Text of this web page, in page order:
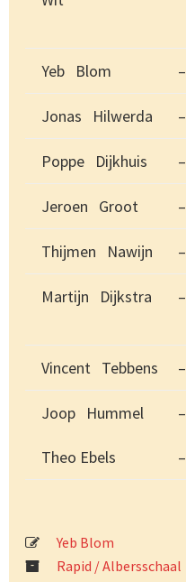
Yeb Blom –
Jonas Hilwerda –
Poppe Dijkhuis –
Jeroen Groot –
Thijmen Nawijn –
Martijn Dijkstra –
Vincent Tebbens –
Joop Hummel –
Theo Ebels –
Yeb Blom
Rapid / Albersschaal